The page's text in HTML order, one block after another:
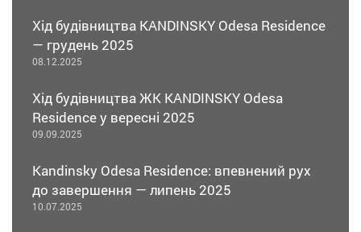
Хід будівництва KANDINSKY Odesa Residence
— грудень 2025
08.12.2025
Хід будівництва ЖК KANDINSKY Odesa
Residence у вересні 2025
09.09.2025
Kandinsky Odesa Residence: впевнений рух
до завершення — липень 2025
10.07.2025